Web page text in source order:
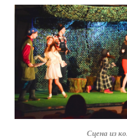
Сцена из